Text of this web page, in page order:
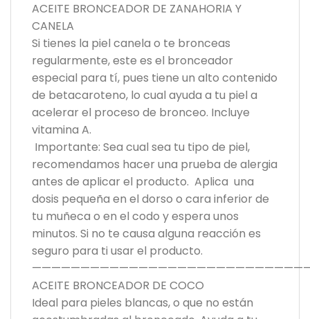
ACEITE BRONCEADOR DE ZANAHORIA Y
CANELA
Si tienes la piel canela o te bronceas
regularmente, este es el bronceador
especial para tí, pues tiene un alto contenido
de betacaroteno, lo cual ayuda a tu piel a
acelerar el proceso de bronceo. Incluye
vitamina A.
Importante: Sea cual sea tu tipo de piel,
recomendamos hacer una prueba de alergia
antes de aplicar el producto. Aplica una
dosis pequeña en el dorso o cara inferior de
tu muñeca o en el codo y espera unos
minutos. Si no te causa alguna reacción es
seguro para ti usar el producto.
ACEITE BRONCEADOR DE COCO
Ideal para pieles blancas, o que no están